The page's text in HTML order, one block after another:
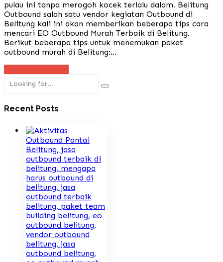
pulau ini tanpa merogoh kocek terlalu dalam. Belitung
Outbound salah satu vendor kegiatan Outbound di
Belitung kali ini akan memberikan beberapa tips cara
mencari EO Outbound Murah Terbaik di Belitung.
Berikut beberapa tips untuk menemukan paket
outbound murah di Belitung:...
Recent Posts